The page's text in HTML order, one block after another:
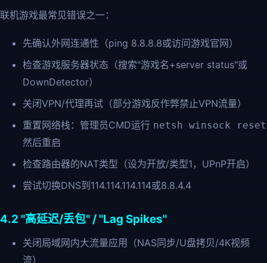
联机游戏最常见错误之一：
先确认外网连通性（ping 8.8.8.8或访问游戏官网）
检查游戏服务器状态（搜索"游戏名+server status"或
DownDetector）
关闭VPN/代理再试（部分游戏反作弊禁止VPN流量）
重置网络栈：管理员CMD运行 netsh winsock reset
然后重启
检查路由器的NAT类型（设为开放/类型1，UPnP开启）
尝试切换DNS到114.114.114.114或8.8.4.4
4.2 "高延迟/丢包" / "Lag Spikes"
关闭局域网内大流量应用（NAS同步/U盘拷贝/4K视频
流）